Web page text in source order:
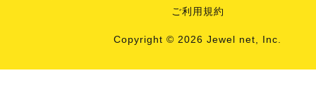
ご利用規約
Copyright © 2026 Jewel net, Inc.